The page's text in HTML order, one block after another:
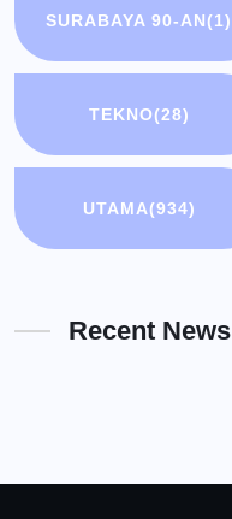
SURABAYA 90-AN(1)
TEKNO(28)
UTAMA(934)
Recent News